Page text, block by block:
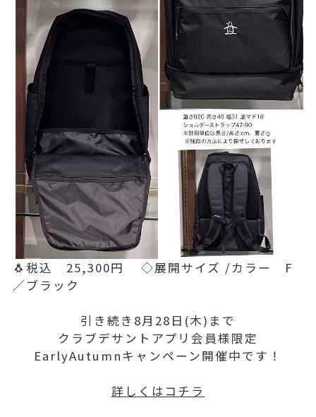
🐧税込 25,300円 ◇展開サイズ /カラー F
／ブラック
引き続き8月28日(木)まで
クラブデサントアプリ会員様限定
EarlyAutumnキャンペーン開催中です！
詳しくはコチラ